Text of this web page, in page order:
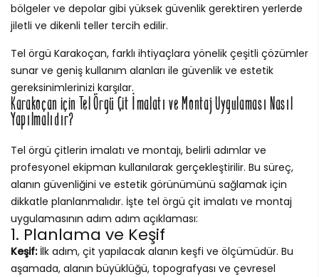
bölgeler ve depolar gibi yüksek güvenlik gerektiren yerlerde
jiletli ve dikenli teller tercih edilir.
Tel örgü Karakoçan, farklı ihtiyaçlara yönelik çeşitli çözümler
sunar ve geniş kullanım alanları ile güvenlik ve estetik
gereksinimlerinizi karşılar.
Karakoçan için Tel Örgü Çit İmalatı ve Montaj Uygulaması Nasıl
Yapılmalıdır?
Tel örgü çitlerin imalatı ve montajı, belirli adımlar ve
profesyonel ekipman kullanılarak gerçekleştirilir. Bu süreç,
alanın güvenliğini ve estetik görünümünü sağlamak için
dikkatle planlanmalıdır. İşte tel örgü çit imalatı ve montaj
uygulamasının adım adım açıklaması:
1. Planlama ve Keşif
Keşif:İlk adım, çit yapılacak alanın keşfi ve ölçümüdür. Bu
aşamada, alanın büyüklüğü, topografyası ve çevresel